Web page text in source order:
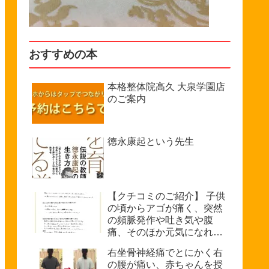
おすすめの本
本格整体院高久 大泉学園店
のご案内
徳永康起という先生
【クチコミのご紹介】 子供
の頃からアゴが痛く、突然
の頻脈発作や吐き気や腹
痛、そのほか元気になれな
院では原因不明を診断され
右坐骨神経痛でとにかく右
の腰が痛い、赤ちゃんを授